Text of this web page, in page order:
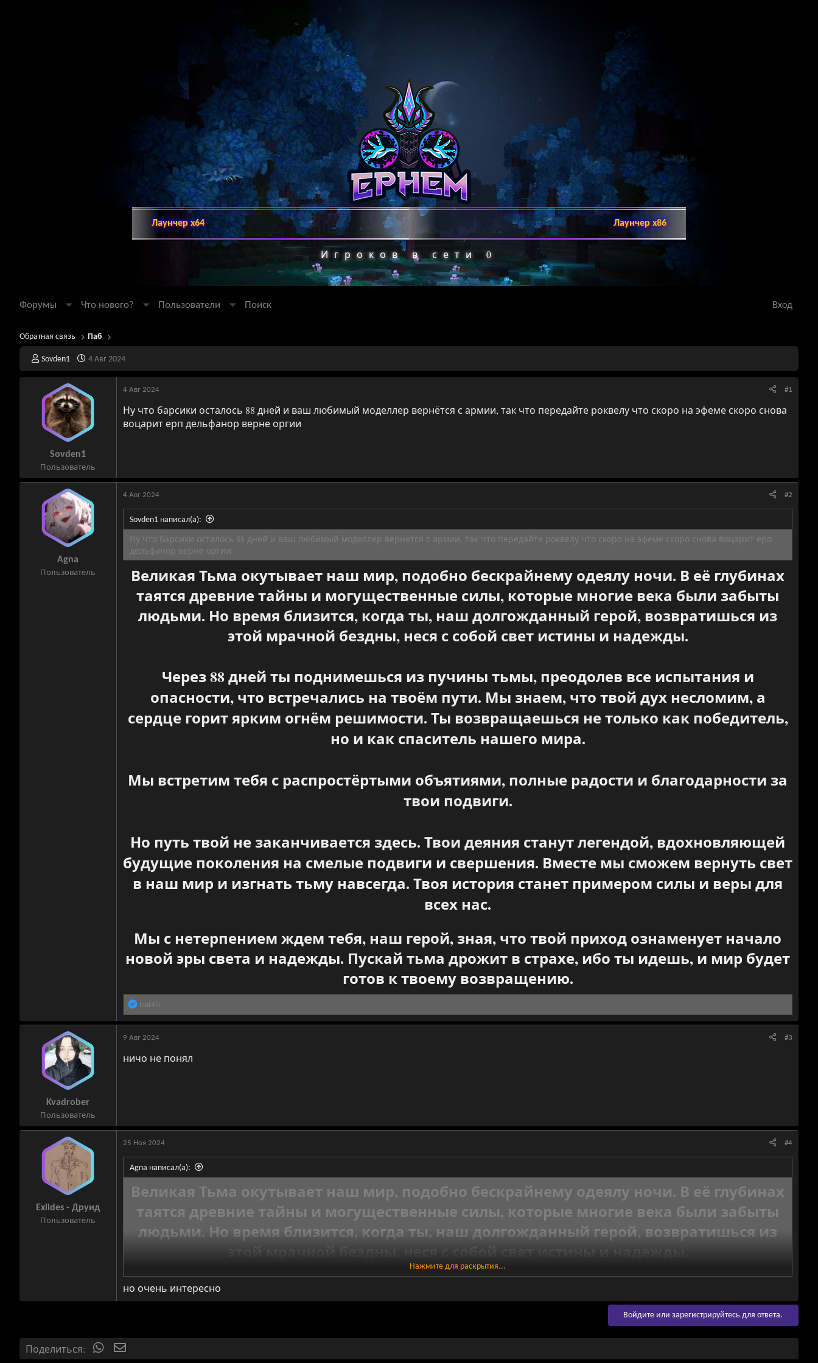
Лаунчер х64 Лаунчер x86
Игроков в сети 0
Форумы Что нового? Пользователи Поиск Вход
Обратная связь Паб
А
в
т
р
е
Sovden1
Д
а
т
а
н
а
ч
4 Авг 2024
Sovden1
Пользователь
4 Авг 2024 #1
Ну что барсики осталось 88 дней и ваш любимый моделлер вернётся с армии, так что передайте роквелу что скоро на эфеме скоро снова
воцарит ерп дельфанор верне оргии
Agna
Пользователь
4 Авг 2024 #2
Sovden1 написал(а):
Ну что барсики осталось 88 дней и ваш любимый моделлер вернётся с армии, так что передайте роквелу что скоро на эфеме скоро снова воцарит ерп
дельфанор верне оргии
Великая Тьма окутывает наш мир, подобно бескрайнему одеялу ночи. В её глубинах
таятся древние тайны и могущественные силы, которые многие века были забыты
людьми. Но время близится, когда ты, наш долгожданный герой, возвратишься из
этой мрачной бездны, неся с собой свет истины и надежды.
Через 88 дней ты поднимешься из пучины тьмы, преодолев все испытания и
опасности, что встречались на твоём пути. Мы знаем, что твой дух несломим, а
сердце горит ярким огнём решимости. Ты возвращаешься не только как победитель,
но и как спаситель нашего мира.
Мы встретим тебя с распростёртыми объятиями, полные радости и благодарности за
твои подвиги.
Но путь твой не заканчивается здесь. Твои деяния станут легендой, вдохновляющей
будущие поколения на смелые подвиги и свершения. Вместе мы сможем вернуть свет
в наш мир и изгнать тьму навсегда. Твоя история станет примером силы и веры для
всех нас.
Мы с нетерпением ждем тебя, наш герой, зная, что твой приход ознаменует начало
новой эры света и надежды. Пускай тьма дрожит в страхе, ибо ты идешь, и мир будет
готов к твоему возвращению.
Р
е
а
к
и
leaf4ik
Kvadrober
Пользователь
9 Авг 2024 #3
ничо не понял
Exlides - Друид
Пользователь
25 Ноя 2024 #4
Agna написал(а):
Великая Тьма окутывает наш мир, подобно бескрайнему одеялу ночи. В её глубинах
таятся древние тайны и могущественные силы, которые многие века были забыты
людьми. Но время близится, когда ты, наш долгожданный герой, возвратишься из
этой мрачной бездны, неся с собой свет истины и надежды.
Через 88 дней ты поднимешься из пучины тьмы, преодолев все испытания и
опасности, что встречались на твоём пути. Мы знаем, что твой дух несломим, а
сердце горит ярким огнём решимости. Ты возвращаешься не только как
победитель, но и как спаситель нашего мира.
Нажмите для раскрытия...
но очень интересно
Войдите или зарегистрируйтесь для ответа.
Поделиться: WhatsApp